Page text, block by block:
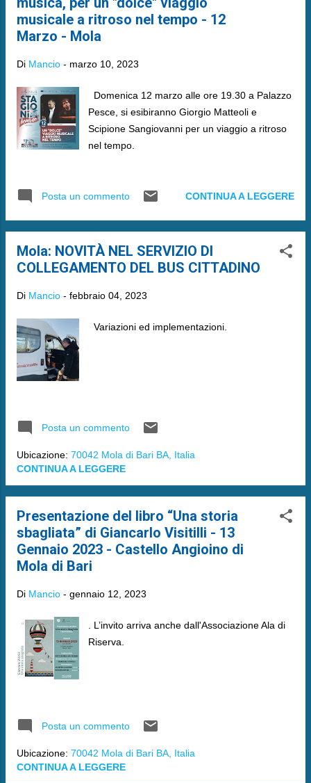
musicale a ritroso nel tempo - 12
Marzo - Mola
Di Mancio - marzo 10, 2023
Domenica 12 marzo alle ore 19.30 a Palazzo
Pesce, si esibiranno Giorgio Matteoli e
Scipione Sangiovanni per un viaggio a ritroso
nel tempo.
Posta un commento CONTINUA A LEGGERE
Mola: NOVITÀ NEL SERVIZIO DI
COLLEGAMENTO DEL BUS CITTADINO
Di Mancio - febbraio 04, 2023
Variazioni ed implementazioni.
Posta un commento
Ubicazione: 70042 Mola di Bari BA, Italia
CONTINUA A LEGGERE
Presentazione del libro “Una storia
sbagliata” di Giancarlo Visitilli - 13
Gennaio 2023 - Castello Angioino di
Mola di Bari
Di Mancio - gennaio 12, 2023
. L’invito arriva anche dall'Associazione Ala di
Riserva.
Posta un commento
Ubicazione: 70042 Mola di Bari BA, Italia
CONTINUA A LEGGERE